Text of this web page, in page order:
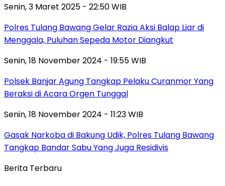
Senin, 3 Maret 2025 - 22:50 WIB
Polres Tulang Bawang Gelar Razia Aksi Balap Liar di
Menggala, Puluhan Sepeda Motor Diangkut
Senin, 18 November 2024 - 19:55 WIB
Polsek Banjar Agung Tangkap Pelaku Curanmor Yang
Beraksi di Acara Orgen Tunggal
Senin, 18 November 2024 - 11:23 WIB
Gasak Narkoba di Bakung Udik, Polres Tulang Bawang
Tangkap Bandar Sabu Yang Juga Residivis
Berita Terbaru